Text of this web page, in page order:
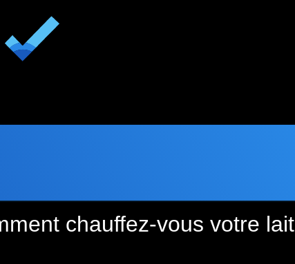
chauffez-vous votre lait